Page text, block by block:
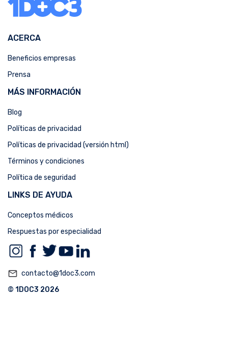
ACERCA
Beneficios empresas
Prensa
MÁS INFORMACIÓN
Blog
Políticas de privacidad
Políticas de privacidad (versión html)
Términos y condiciones
Política de seguridad
LINKS DE AYUDA
Conceptos médicos
Respuestas por especialidad
mail_outline contacto@1doc3.com
© 1DOC3 2026